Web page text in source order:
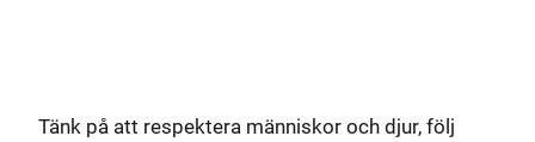
Tänk på att respektera människor och djur, följ